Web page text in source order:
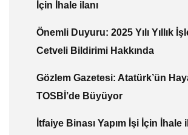
İçin İhale ilanı
Önemli Duyuru: 2025 Yılı Yıllık
Cetveli Bildirimi Hakkında
Gözlem Gazetesi: Atatürk’ün
TOSBİ’de Büyüyor
İtfaiye Binası Yapım İşi İçin İhale